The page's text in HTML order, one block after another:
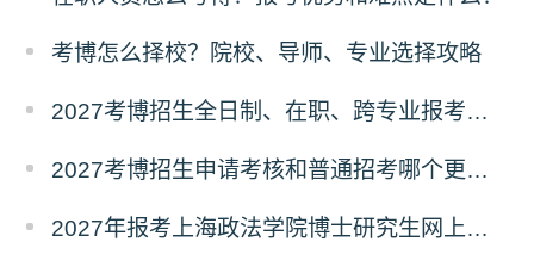
考博怎么择校？院校、导师、专业选择攻略
2027考博招生全日制、在职、跨专业报考要求
2027考博招生申请考核和普通招考哪个更好考？
2027年报考上海政法学院博士研究生网上报名公告